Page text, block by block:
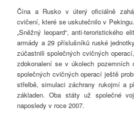
Čína a Rusko v úterý oficiálně
cvičení, které se uskutečnilo v
„Sněžný leopard“, anti-teroristického
armády a 29 příslušníků ruské
zúčastnili společných cvičných
zdokonalení se v úkolech pozemních
společných cvičných operací ještě
střelbě, simulaci záchrany rukojmí a
základen. Oba státy už společné
naposledy v roce 2007.